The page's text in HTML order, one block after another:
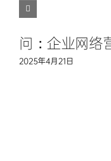
问：企业网络
2025年4月21日